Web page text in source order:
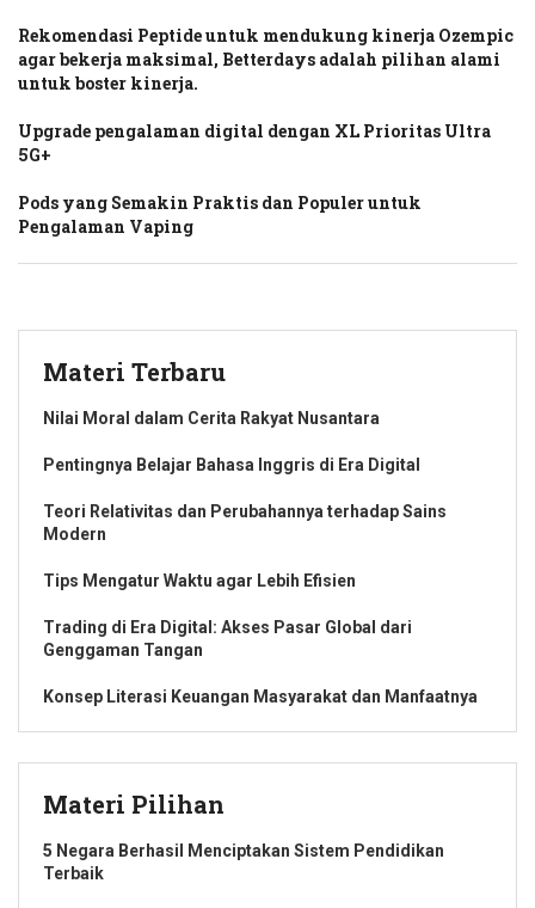
Rekomendasi Peptide untuk mendukung kinerja Ozempic
agar bekerja maksimal, Betterdays adalah pilihan alami
untuk boster kinerja.
Upgrade pengalaman digital dengan XL Prioritas Ultra
5G+
Pods yang Semakin Praktis dan Populer untuk
Pengalaman Vaping
Materi Terbaru
Nilai Moral dalam Cerita Rakyat Nusantara
Pentingnya Belajar Bahasa Inggris di Era Digital
Teori Relativitas dan Perubahannya terhadap Sains
Modern
Tips Mengatur Waktu agar Lebih Efisien
Trading di Era Digital: Akses Pasar Global dari
Genggaman Tangan
Konsep Literasi Keuangan Masyarakat dan Manfaatnya
Materi Pilihan
5 Negara Berhasil Menciptakan Sistem Pendidikan
Terbaik